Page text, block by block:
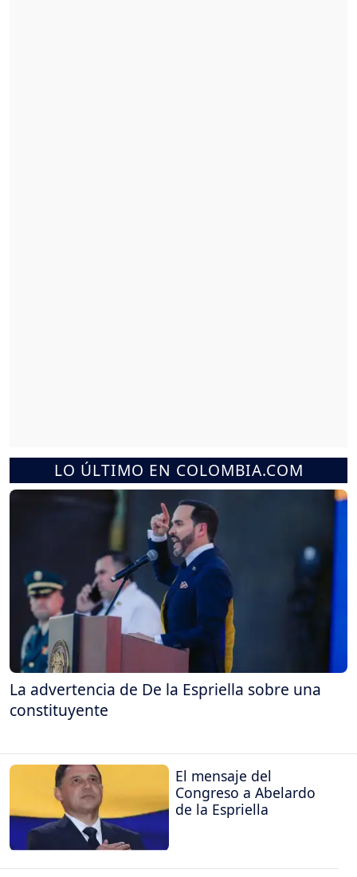
LO ÚLTIMO EN COLOMBIA.COM
La advertencia de De la Espriella sobre una
constituyente
El mensaje del
Congreso a Abelardo
de la Espriella